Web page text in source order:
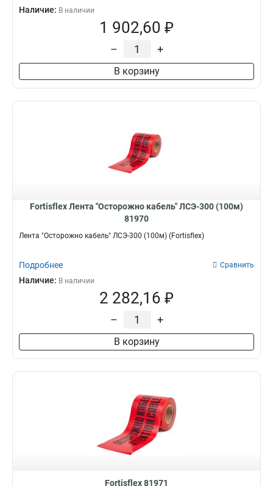
Наличие: В наличии
1 902,60 ₽
– +
В корзину
Fortisflex Лента "Осторожно кабель" ЛСЭ-300 (100м)
81970
Лента "Осторожно кабель" ЛСЭ-300 (100м) (Fortisflex)
Подробнее Сравнить
Наличие: В наличии
2 282,16 ₽
– +
В корзину
Fortisflex 81971